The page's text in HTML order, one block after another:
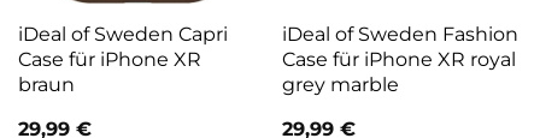
iDeal of Sweden Capri
Case für iPhone XR
braun
29,99 €
iDeal of Sweden Fashion
Case für iPhone XR royal
grey marble
29,99 €